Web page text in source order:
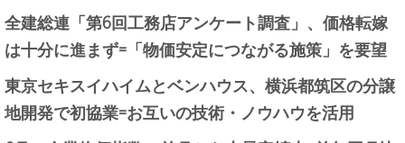
全建総連「第6回工務店アンケート調査」、価格転嫁
は十分に進まず=「物価安定につながる施策」を要望
東京セキスイハイムとベンハウス、横浜都筑区の分譲
地開発で初協業=お互いの技術・ノウハウを活用